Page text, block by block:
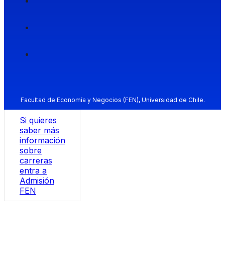
Facultad de Economía y Negocios (FEN), Universidad de Chile.
Si quieres
saber más
información
sobre
carreras
entra a
Admisión
FEN